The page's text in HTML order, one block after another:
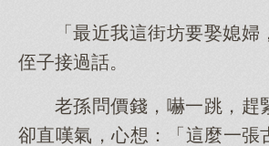
「最近我這街坊要娶媳婦
侄子接過話。
老孫問價錢，嚇一跳，趕
卻直嘆氣，心想：「這麼一張